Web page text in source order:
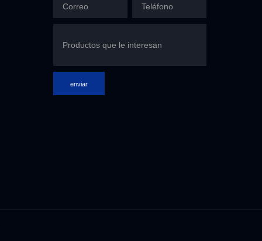
enviar